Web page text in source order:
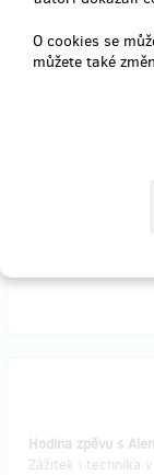
O cookies se
můžete také
Pověste si na
Hodina zpěvu s
Zážitek i technika